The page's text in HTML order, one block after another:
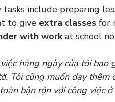
tasks include preparing
to give extra classes for
with workat school
hàng ngày của tôi bao
Tôi cũng muốn dạy thêm
bận rộn với công việc